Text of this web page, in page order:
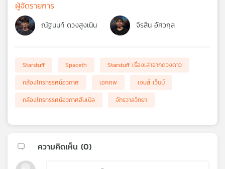
ผู้จัดรายการ
ณัฐนนท์ ดวงสูงเนิน จิรสิน อัศวกุล
Starstuff Spaceth
Starstuff เรื่องเล่าจากดวงดาว
กล้องโทรทรรศน์อวกาศ
เอกภพ
เจมส์ เว็บบ์
กล้องโทรทรรศน์อวกาศฮับเบิล
จักรวาลวิทยา
ความคิดเห็น (0)